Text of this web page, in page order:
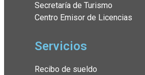
Secretaría de Turismo
Centro Emisor de Licencias
Servicios
Recibo de sueldo